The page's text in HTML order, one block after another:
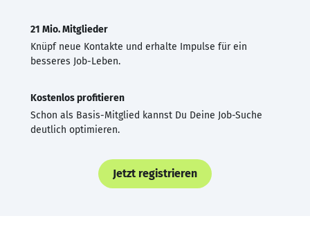
21 Mio. Mitglieder
Knüpf neue Kontakte und erhalte Impulse für ein
besseres Job-Leben.
Kostenlos profitieren
Schon als Basis-Mitglied kannst Du Deine Job-Suche
deutlich optimieren.
Jetzt registrieren